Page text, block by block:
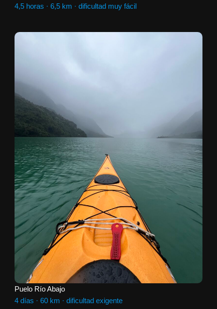
4,5 horas · 6,5 km · dificultad muy fácil
Puelo Río Abajo
4 días · 60 km · dificultad exigente